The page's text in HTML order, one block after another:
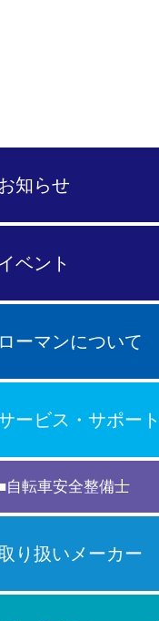
お知らせ
イベント
ローマンについて
ービス・サポート
自転車安全整備士
り扱いメーカー